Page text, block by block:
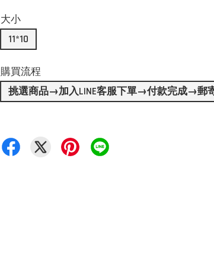
大小
11*10
購買流程
挑選商品→加入LINE客服下單→付款完成→郵